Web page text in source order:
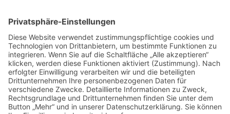
LEISTUNGEN
Corporate Design Grafikdesign Webdesign Illustration
Briefbogen Visitenkarte Werbung Broschüre Flyer Folder
Prospekt Anzeige Katalog Formular Plakat Postkarte
Mailing Aufkleber Beschriftung Schilder Displaysystem